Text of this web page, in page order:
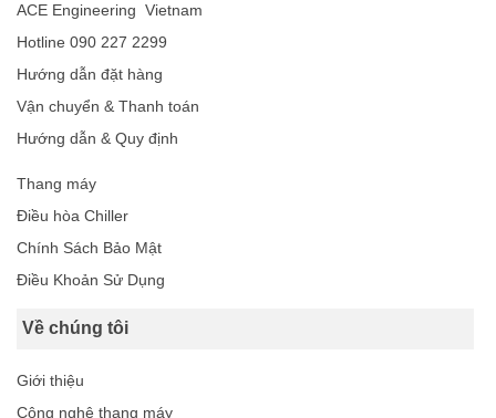
ACE Engineering Vietnam
Hotline 090 227 2299
Hướng dẫn đặt hàng
Vận chuyển & Thanh toán
Hướng dẫn & Quy định
Thang máy
Điều hòa Chiller
Chính Sách Bảo Mật
Điều Khoản Sử Dụng
Về chúng tôi
Giới thiệu
Công nghệ thang máy